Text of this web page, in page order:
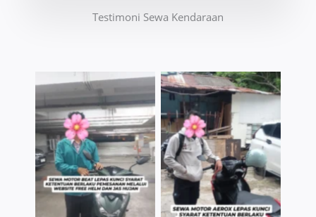
Testimoni Sewa Kendaraan
TNo Caption TNo Caption